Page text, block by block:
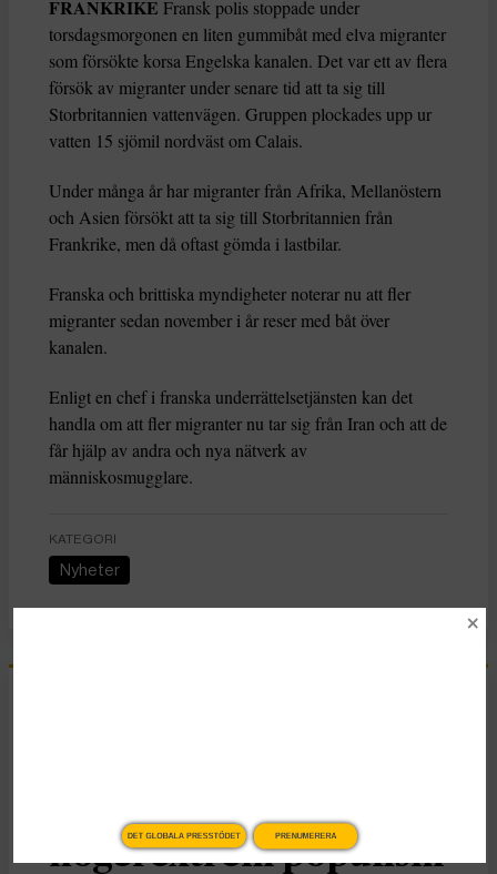
FRANKRIKE Fransk polis stoppade under
torsdagsmorgonen en liten gummibåt med elva migranter
som försökte korsa Engelska kanalen. Det var ett av flera
försök av migranter under senare tid att ta sig till
Storbritannien vattenvägen. Gruppen plockades upp ur
vatten 15 sjömil nordväst om Calais.
Under många år har migranter från Afrika, Mellanöstern
och Asien försökt att ta sig till Storbritannien från
Frankrike, men då oftast gömda i lastbilar.
Franska och brittiska myndigheter noterar nu att fler
migranter sedan november i år reser med båt över
kanalen.
Enligt en chef i franska underrättelsetjänsten kan det
handla om att fler migranter nu tar sig från Iran och att de
får hjälp av andra och nya nätverk av
människosmugglare.
KATEGORI
Nyheter
lära oss om
högerextrem populism
DET GLOBALA PRESSTÖDET PRENUMERERA